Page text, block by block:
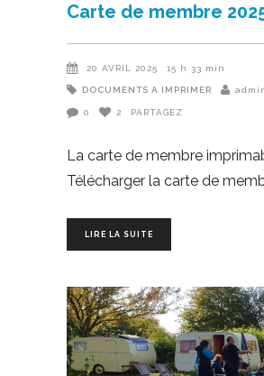
Carte de membre
20 AVRIL 2025 15 h 33 min
DOCUMENTS A IMPRIMER
0 2 PARTAGEZ
La carte de membre
Télécharger la carte de
LIRE LA SUITE